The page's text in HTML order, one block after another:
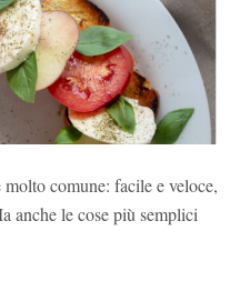
molto comune: facile e veloce,
anche le cose più semplici